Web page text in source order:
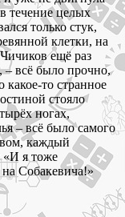
течение целых
только стук,
клетки, на
ещё раз
– всё было прочно,
то странное
стояло
ногах,
– всё было самого
каждый
«И я тоже
Собакевича!»